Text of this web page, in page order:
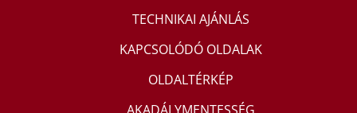
TECHNIKAI AJÁNLÁS
KAPCSOLÓDÓ OLDALAK
OLDALTÉRKÉP